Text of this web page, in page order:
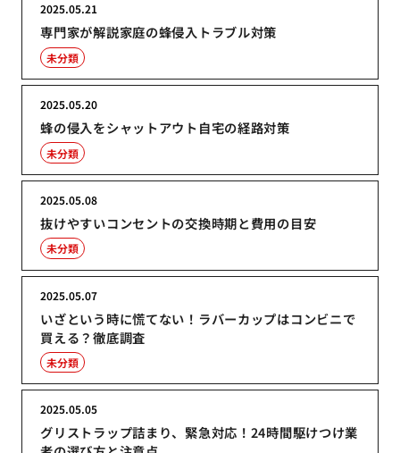
専門家が解説家庭の蜂侵入トラブル対策
2025.05.21
未分類
蜂の侵入をシャットアウト自宅の経路対策
2025.05.20
未分類
抜けやすいコンセントの交換時期と費用の目安
2025.05.08
未分類
いざという時に慌てない！ラバーカップはコンビニで
買える？徹底調査
2025.05.07
未分類
グリストラップ詰まり、緊急対応！24時間駆けつけ業
2025.05.05